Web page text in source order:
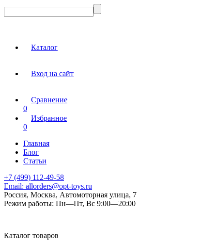
Каталог
Вход на сайт
Сравнение
0
Избранное
0
Главная
Блог
Статьи
+7 (499) 112-49-58
Email: allorders@opt-toys.ru
Россия, Москва, Автомоторная улица, 7
Режим работы: Пн—Пт, Вс 9:00—20:00
Каталог товаров